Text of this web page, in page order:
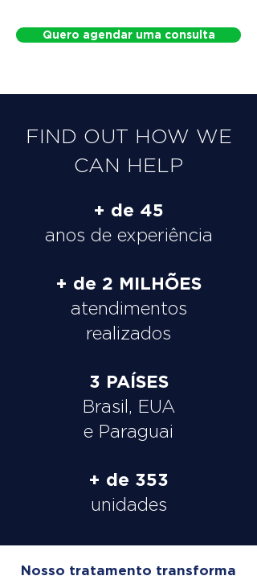
Quero agendar uma consulta
FIND OUT HOW WE
CAN HELP
+ de 45
anos de experiência
+ de 2 MILHÕES
atendimentos
realizados
3 PAÍSES
Brasil, EUA
e Paraguai
+ de 353
unidades
Nosso tratamento transforma